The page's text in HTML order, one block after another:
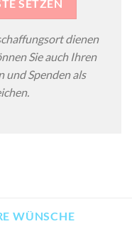
SETZEN
dienen
Sie auch Ihren
Spenden als
WÜNSCHE